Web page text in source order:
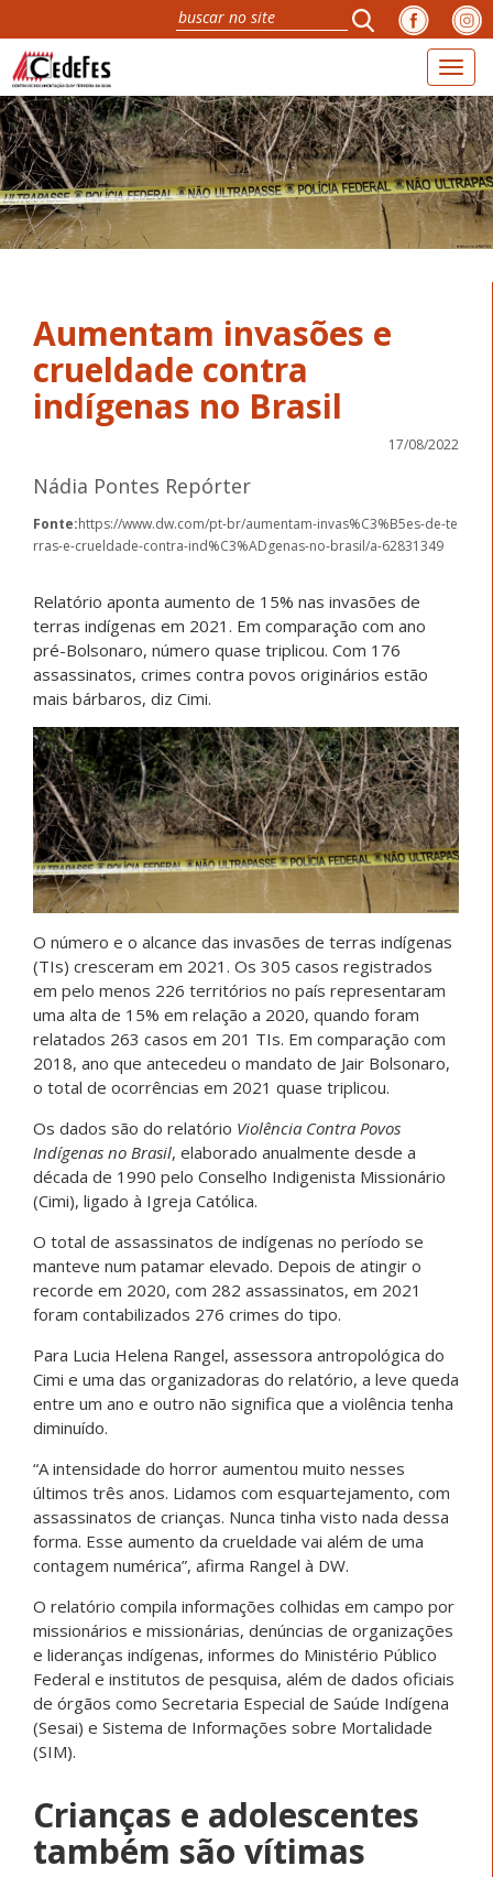
Aumentam invasões e
crueldade contra
indígenas no Brasil
17/08/2022
Nádia Pontes Repórter
Fonte:https://www.dw.com/pt-br/aumentam-invas%C3%B5es-de-te
rras-e-crueldade-contra-ind%C3%ADgenas-no-brasil/a-62831349
Relatório aponta aumento de 15% nas invasões de
terras indígenas em 2021. Em comparação com ano
pré-Bolsonaro, número quase triplicou. Com 176
assassinatos, crimes contra povos originários estão
mais bárbaros, diz Cimi.
O número e o alcance das invasões de terras indígenas
(TIs) cresceram em 2021. Os 305 casos registrados
em pelo menos 226 territórios no país representaram
uma alta de 15% em relação a 2020, quando foram
relatados 263 casos em 201 TIs. Em comparação com
2018, ano que antecedeu o mandato de Jair Bolsonaro,
o total de ocorrências em 2021 quase triplicou.
Os dados são do relatório Violência Contra Povos
Indígenas no Brasil, elaborado anualmente desde a
década de 1990 pelo Conselho Indigenista Missionário
(Cimi), ligado à Igreja Católica.
O total de assassinatos de indígenas no período se
manteve num patamar elevado. Depois de atingir o
recorde em 2020, com 282 assassinatos, em 2021
foram contabilizados 276 crimes do tipo.
Para Lucia Helena Rangel, assessora antropológica do
Cimi e uma das organizadoras do relatório, a leve queda
entre um ano e outro não significa que a violência tenha
diminuído.
“A intensidade do horror aumentou muito nesses
últimos três anos. Lidamos com esquartejamento, com
assassinatos de crianças. Nunca tinha visto nada dessa
forma. Esse aumento da crueldade vai além de uma
contagem numérica”, afirma Rangel à DW.
O relatório compila informações colhidas em campo por
missionários e missionárias, denúncias de organizações
e lideranças indígenas, informes do Ministério Público
Federal e institutos de pesquisa, além de dados oficiais
de órgãos como Secretaria Especial de Saúde Indígena
(Sesai) e Sistema de Informações sobre Mortalidade
(SIM).
Crianças e adolescentes
também são vítimas